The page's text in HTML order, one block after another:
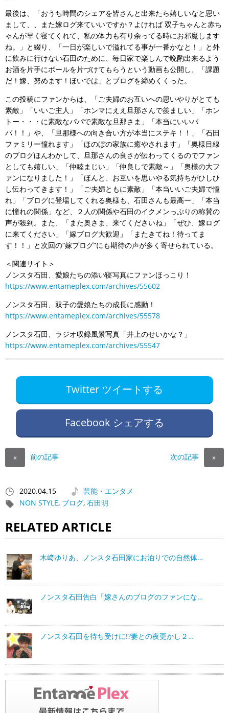
最後は、「おうち時間のシェアを皆さんと出来たら嬉しいなと思い
まして、、また嫁ログ来ていいですか？よければ 双子ちゃんと赤ち
ゃんが早く寝てくれて、私の体力も有り余ってる時にお邪魔します
ね。」と綴り、「一日が楽しいで溢れてる事が一番かなと！」と外
に飲みに行けない石田のために、毎日家で楽しんで晩酌出来るよう
お酒を片手にボールを片づけてもらうという動画も公開し、「課題
だ！嫁、努めます！ほいでは」とブログを締めくくった。
この投稿にファンからは、「ご夫婦のお互いへの思いやりがとても
素敵」「いいご主人」「ホンマにええ旦那さんで羨ましい」「ホン
トー・・・に素敵なパパで素敵な旦那さま」「本当にいいパ
パ！！」や、「旦那様への向き合い方が本当にステキ！！」「石田
ファミリー憧れます」「ほのぼの家族に癒やされます」「奥様目線
のブログほんわかして、旦那さんの良さが伝わってくるのでファン
としても嬉しい」「仲睦まじい」「仲良しで素敵～」「奥様の大フ
ァンになりました！」「ほんと、お互いを思いやる気持ちがひしひ
し伝わってきます！」「ご夫婦ともに素敵」「本当いいご夫婦で憧
れ」「ブログに登場してくれる奥様も、石田さんも最高ー」「本当
に憧れの関係」など、２人の関係や石田のイクメンっぷりの称賛の
声が殺到。また、「また奥さま、来てくださいね」「ぜひ、嫁ログ
に来てください」「嫁ブログ大歓迎」「またきてね！待ってま
す！！」と次回の“嫁ブログ”にも期待の声が多く寄せられている。
＜関連サイト＞
ノンスタ石田、愛娘たちの添い寝写真にファンほっこり！
https://www.entameplex.com/archives/55602
ノンスタ石田、双子の愛娘たちの成長に感動！
https://www.entameplex.com/archives/55578
ノンスタ石田、ラジオ収録風景写真「井上のせいかな？」
https://www.entameplex.com/archives/55547
Twitter ツイートする
Facebook シェアする
« 前の記事 次の記事 »
2020.04.15
芸能・エンタメ
NON STYLE, ブログ, 石田明
RELATED ARTICLE
木﨑ゆりあ、ノンスタ石田家にお泊りでの自然体…
ノンスタ石田告白「嫁さんのブログのファンにな…
ノンスタ石田を待ち受けに!?妻との夜更かし２…